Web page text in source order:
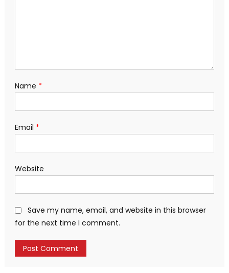
Name *
Email *
Website
Save my name, email, and website in this browser
for the next time I comment.